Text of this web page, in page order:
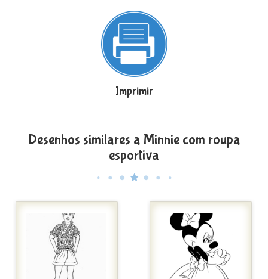
Imprimir
Desenhos similares a Minnie com roupa
esportiva